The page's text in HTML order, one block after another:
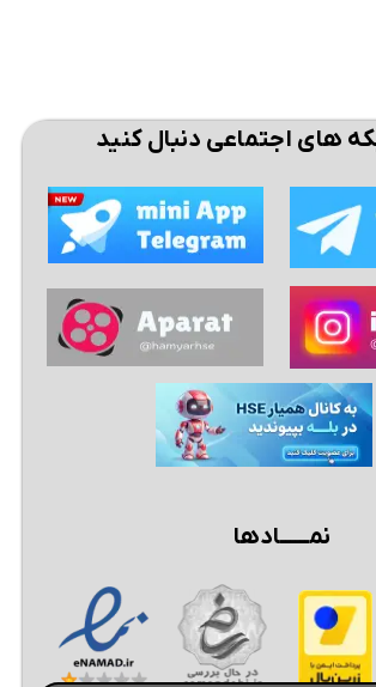
های اجتماعی دنبال کنید
نمــــــادها